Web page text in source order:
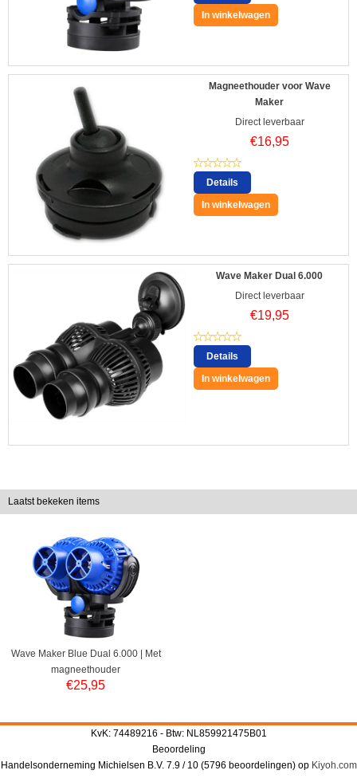
In winkelwagen
Magneethouder voor Wave
Maker
Direct leverbaar
€16,95
Details
In winkelwagen
Wave Maker Dual 6.000
Direct leverbaar
€19,95
Details
In winkelwagen
Laatst bekeken items
Wave Maker Blue Dual 6.000 | Met
magneethouder
€25,95
KvK: 74489216 - Btw: NL859921475B01
Beoordeling
Handelsonderneming Michielsen B.V. 7.9/ 10(5796 beoordelingen) op Kiyoh.com